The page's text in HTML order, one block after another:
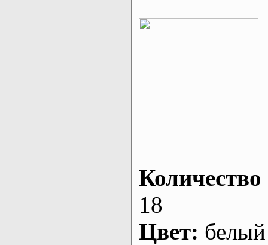
Количество
18
Цвет: белый